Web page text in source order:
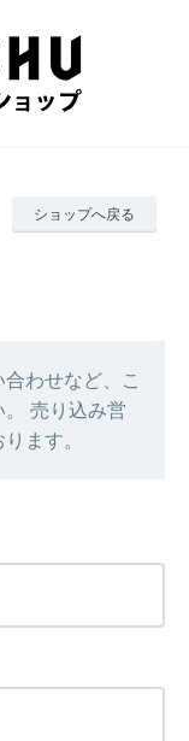
ショップへ戻る
わせなど、こ
売り込み営
ます。